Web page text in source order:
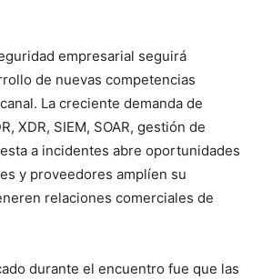
empresarial seguirá
de nuevas competencias
La creciente demanda de
XDR, SIEM, SOAR, gestión de
a incidentes abre oportunidades
y proveedores amplíen su
relaciones comerciales de
durante el encuentro fue que las